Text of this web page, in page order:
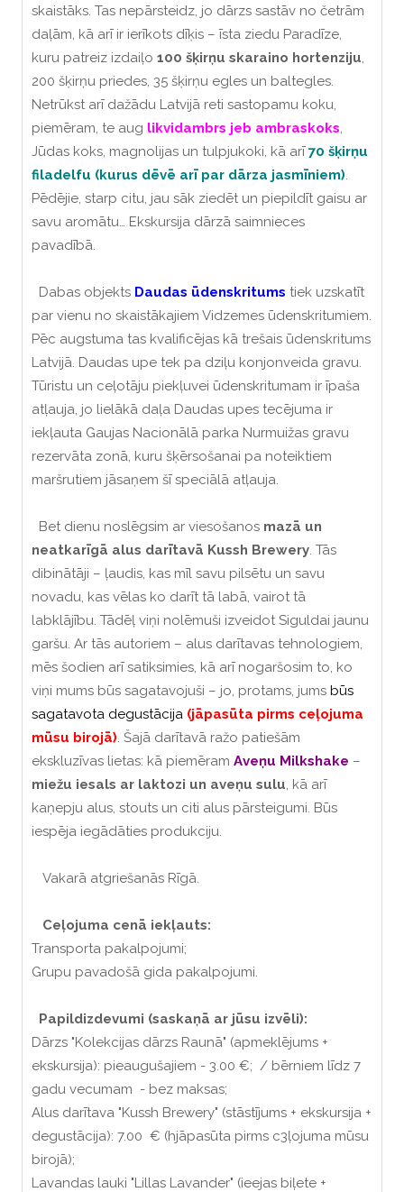
skaistāks. Tas nepārsteidz, jo dārzs sastāv no četrām
daļām, kā arī ir ierīkots dīķis – īsta ziedu Paradīze,
kuru patreiz izdaiļo 100 šķirņu skaraino hortenziju,
200 šķirņu priedes, 35 šķirņu egles un baltegles.
Netrūkst arī dažādu Latvijā reti sastopamu koku,
piemēram, te aug likvidambrs jeb ambraskoks,
Jūdas koks, magnolijas un tulpjukoki, kā arī70 šķirņu
filadelfu (kurus dēvē arī par dārza jasmīniem).
Pēdējie, starp citu, jau sāk ziedēt un piepildīt gaisu ar
savu aromātu… Ekskursija dārzā saimnieces
pavadībā.
Dabas objekts Daudas ūdenskritums tiek uzskatīt
par vienu no skaistākajiem Vidzemes ūdenskritumiem.
Pēc augstuma tas kvalificējas kā trešais ūdenskritums
Latvijā. Daudas upe tek pa dziļu konjonveida gravu.
Tūristu un ceļotāju piekļuvei ūdenskritumam ir īpaša
atļauja, jo lielākā daļa Daudas upes tecējuma ir
iekļauta Gaujas Nacionālā parka Nurmuižas gravu
rezervāta zonā, kuru šķērsošanai pa noteiktiem
maršrutiem jāsaņem šī speciālā atļauja.
Bet dienu noslēgsim ar viesošanos mazā un
neatkarīgā alus darītavā Kussh Brewery. Tās
dibinātāji – ļaudis, kas mīl savu pilsētu un savu
novadu, kas vēlas ko darīt tā labā, vairot tā
labklājību. Tādēļ viņi nolēmuši izveidot Siguldai jaunu
garšu. Ar tās autoriem – alus darītavas tehnologiem,
mēs šodien arī satiksimies, kā arī nogaršosim to, ko
viņi mums būs sagatavojuši – jo, protams, jums būs
sagatavota degustācija (jāpasūta pirms ceļojuma
mūsu birojā). Šajā darītavā ražo patiešām
ekskluzīvas lietas: kā piemēram Aveņu Milkshake –
miežu iesals ar laktozi un aveņu sulu, kā arī
kaņepju alus, stouts un citi alus pārsteigumi. Būs
iespēja iegādāties produkciju.
Vakarā atgriešanās Rīgā.
Ceļojuma cenā iekļauts:
Transporta pakalpojumi;
Grupu pavadošā gida pakalpojumi.
Papildizdevumi (saskaņā ar jūsu izvēli):
Dārzs "Kolekcijas dārzs Raunā" (apmeklējums +
ekskursija): pieaugušajiem - 3.00 €; / bērniem līdz 7
gadu vecumam - bez maksas;
Alus darītava "Kussh Brewery" (stāstījums + ekskursija +
degustācija): 7.00 € (hjāpasūta pirms c3ļojuma mūsu
birojā);
Lavandas lauki "Lillas Lavander" (ieejas biļete +